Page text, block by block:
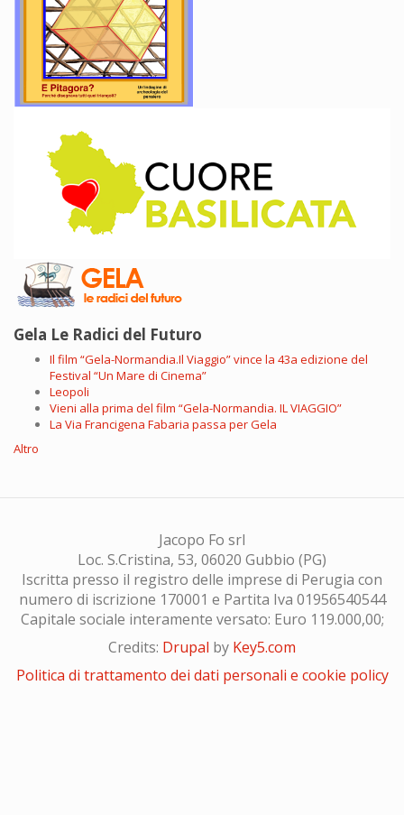
Gela Le Radici del Futuro
Il film “Gela-Normandia.Il Viaggio” vince la 43a edizione del
Festival “Un Mare di Cinema”
Leopoli
Vieni alla prima del film “Gela-Normandia. IL VIAGGIO”
La Via Francigena Fabaria passa per Gela
Altro
Jacopo Fo srl
Loc. S.Cristina, 53, 06020 Gubbio (PG)
Iscritta presso il registro delle imprese di Perugia con
numero di iscrizione 170001 e Partita Iva 01956540544
Capitale sociale interamente versato: Euro 119.000,00;
Credits: Drupal by Key5.com
Politica di trattamento dei dati personali e cookie policy